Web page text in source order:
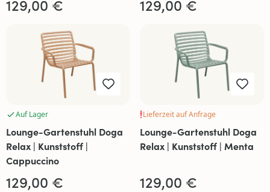
129,00 € 129,00 €
Auf Lager
Lounge-Gartenstuhl Doga
Relax | Kunststoff |
Cappuccino
129,00 €
Lieferzeit auf Anfrage
Lounge-Gartenstuhl Doga
Relax | Kunststoff | Menta
129,00 €